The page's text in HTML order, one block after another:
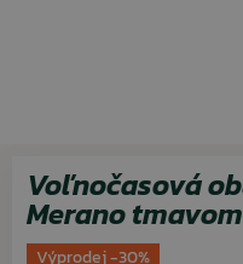
Voľnočasová
Merano
Výprodej -30%